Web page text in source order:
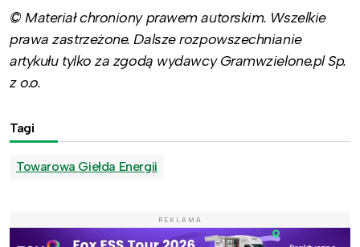
© Materiał chroniony prawem autorskim. Wszelkie
prawa zastrzeżone. Dalsze rozpowszechnianie
artykułu tylko za zgodą wydawcy Gramwzielone.pl Sp.
z o.o.
Tagi
Towarowa Giełda Energii
REKLAMA